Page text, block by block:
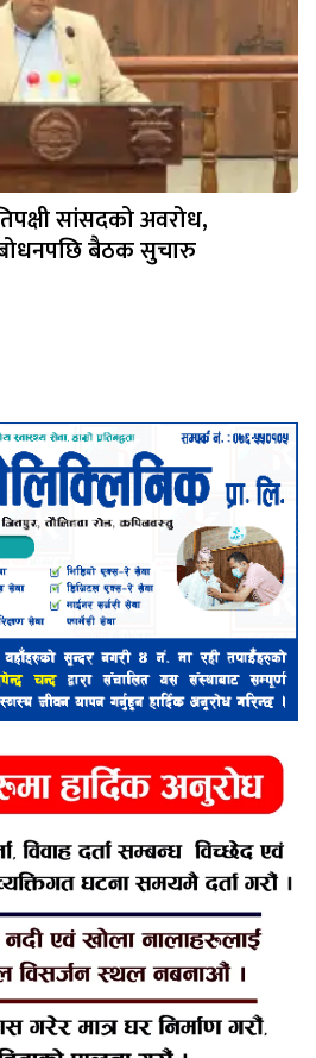
सांसदको अवरोध,
बैठक सुचारु